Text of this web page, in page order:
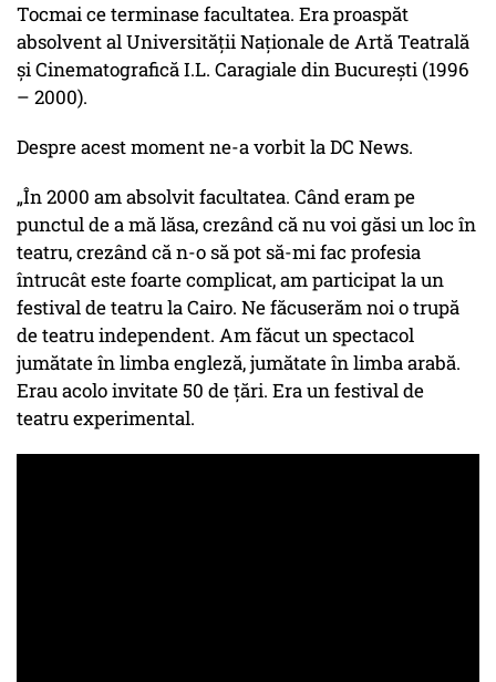
Tocmai ce terminase facultatea. Era proaspăt
absolvent al Universității Naționale de Artă Teatrală
și Cinematografică I.L. Caragiale din București (1996
– 2000).
Despre acest moment ne-a vorbit la DC News.
„În 2000 am absolvit facultatea. Când eram pe
punctul de a mă lăsa, crezând că nu voi găsi un loc în
teatru, crezând că n-o să pot să-mi fac profesia
întrucât este foarte complicat, am participat la un
festival de teatru la Cairo. Ne făcuserăm noi o trupă
de teatru independent. Am făcut un spectacol
jumătate în limba engleză, jumătate în limba arabă.
Erau acolo invitate 50 de țări. Era un festival de
teatru experimental.